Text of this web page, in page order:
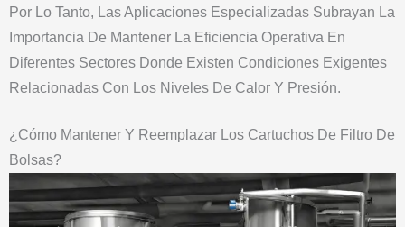
Por Lo Tanto, Las Aplicaciones Especializadas Subrayan La
Importancia De Mantener La Eficiencia Operativa En
Diferentes Sectores Donde Existen Condiciones Exigentes
Relacionadas Con Los Niveles De Calor Y Presión.
¿Cómo Mantener Y Reemplazar Los Cartuchos De Filtro De
Bolsas?